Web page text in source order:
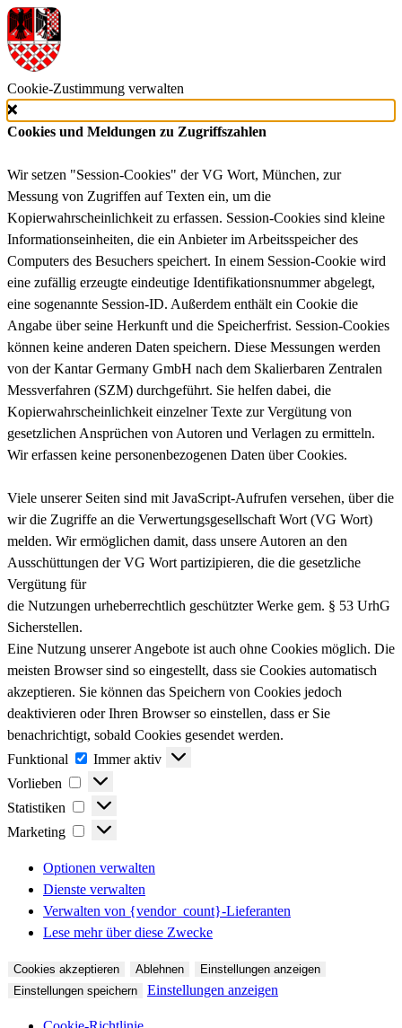
Cookie-Zustimmung verwalten
Cookies und Meldungen zu Zugriffszahlen
Wir setzen "Session-Cookies" der VG Wort, München, zur
Messung von Zugriffen auf Texten ein, um die
Kopierwahrscheinlichkeit zu erfassen. Session-Cookies sind kleine
Informationseinheiten, die ein Anbieter im Arbeitsspeicher des
Computers des Besuchers speichert. In einem Session-Cookie wird
eine zufällig erzeugte eindeutige Identifikationsnummer abgelegt,
eine sogenannte Session-ID. Außerdem enthält ein Cookie die
Angabe über seine Herkunft und die Speicherfrist. Session-Cookies
können keine anderen Daten speichern. Diese Messungen werden
von der Kantar Germany GmbH nach dem Skalierbaren Zentralen
Messverfahren (SZM) durchgeführt. Sie helfen dabei, die
Kopierwahrscheinlichkeit einzelner Texte zur Vergütung von
gesetzlichen Ansprüchen von Autoren und Verlagen zu ermitteln.
Wir erfassen keine personenbezogenen Daten über Cookies.
Viele unserer Seiten sind mit JavaScript-Aufrufen versehen, über die
wir die Zugriffe an die Verwertungsgesellschaft Wort (VG Wort)
melden. Wir ermöglichen damit, dass unsere Autoren an den
Ausschüttungen der VG Wort partizipieren, die die gesetzliche
Vergütung für
die Nutzungen urheberrechtlich geschützter Werke gem. § 53 UrhG
Sicherstellen.
Eine Nutzung unserer Angebote ist auch ohne Cookies möglich. Die
meisten Browser sind so eingestellt, dass sie Cookies automatisch
akzeptieren. Sie können das Speichern von Cookies jedoch
deaktivieren oder Ihren Browser so einstellen, dass er Sie
benachrichtigt, sobald Cookies gesendet werden.
Funktional
Funktional
Immer aktiv
Vorlieben
Vorlieben
Statistiken
Statistiken
Marketing
Marketing
Optionen verwalten
Dienste verwalten
Verwalten von {vendor_count}-Lieferanten
Lese mehr über diese Zwecke
Cookies akzeptieren Ablehnen
Einstellungen anzeigen
Einstellungen speichern
Einstellungen anzeigen